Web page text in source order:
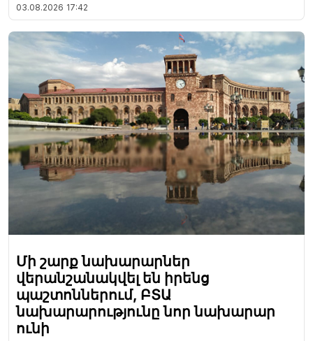
03.08.2026 17:42
Մի շարք նախարարներ
վերանշանակվել են իրենց
պաշտոններում, ԲՏԱ
նախարարությունը նոր նախարար
ունի